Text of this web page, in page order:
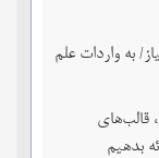
به واردات علم
قالب‌های
بدهیم